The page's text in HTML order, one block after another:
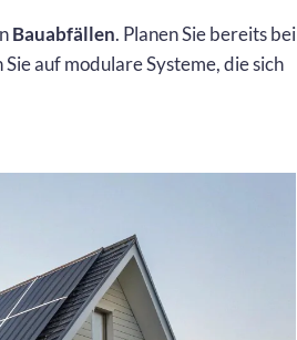
Bauabfällen. Planen Sie bereits bei
auf modulare Systeme, die sich